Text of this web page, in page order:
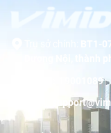
BT1-
Dương Nội, thành
19001089